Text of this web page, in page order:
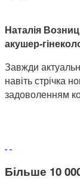
Наталія
акушер-
Завжди
навіть стрічка
задоволенням
Більше 10